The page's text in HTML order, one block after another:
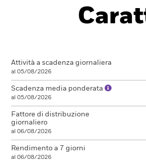
Attività a scadenza giornaliera
al 05/08/2026
Scadenza media ponderata
al 05/08/2026
Fattore di distribuzione
giornaliero
al 06/08/2026
Rendimento a 7 giorni
al 06/08/2026